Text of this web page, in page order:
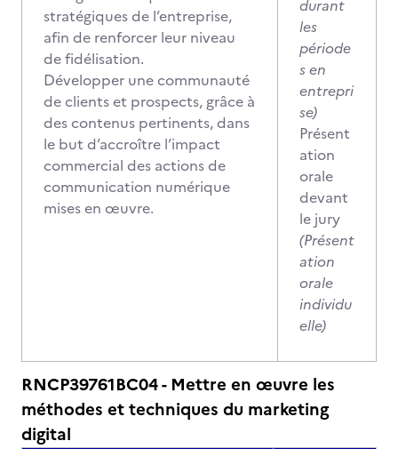
stratégiques de l’entreprise,
afin de renforcer leur niveau
de fidélisation.
Développer une communauté
de clients et prospects, grâce à
des contenus pertinents, dans
le but d’accroître l’impact
commercial des actions de
communication numérique
mises en œuvre.
durant
les
période
s en
entrepri
se)
Présent
ation
orale
devant
le jury
(Présent
ation
orale
individu
elle)
RNCP39761BC04 - Mettre en œuvre les
méthodes et techniques du marketing
digital